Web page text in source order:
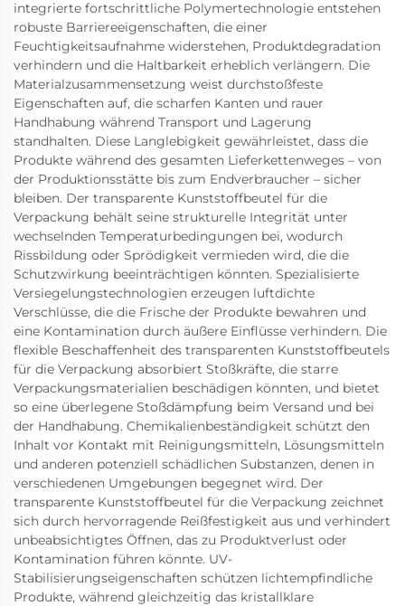
integrierte fortschrittliche Polymertechnologie entstehen
robuste Barriereeigenschaften, die einer
Feuchtigkeitsaufnahme widerstehen, Produktdegradation
verhindern und die Haltbarkeit erheblich verlängern. Die
Materialzusammensetzung weist durchstoßfeste
Eigenschaften auf, die scharfen Kanten und rauer
Handhabung während Transport und Lagerung
standhalten. Diese Langlebigkeit gewährleistet, dass die
Produkte während des gesamten Lieferkettenweges – von
der Produktionsstätte bis zum Endverbraucher – sicher
bleiben. Der transparente Kunststoffbeutel für die
Verpackung behält seine strukturelle Integrität unter
wechselnden Temperaturbedingungen bei, wodurch
Rissbildung oder Sprödigkeit vermieden wird, die die
Schutzwirkung beeinträchtigen könnten. Spezialisierte
Versiegelungstechnologien erzeugen luftdichte
Verschlüsse, die die Frische der Produkte bewahren und
eine Kontamination durch äußere Einflüsse verhindern. Die
flexible Beschaffenheit des transparenten Kunststoffbeutels
für die Verpackung absorbiert Stoßkräfte, die starre
Verpackungsmaterialien beschädigen könnten, und bietet
so eine überlegene Stoßdämpfung beim Versand und bei
der Handhabung. Chemikalienbeständigkeit schützt den
Inhalt vor Kontakt mit Reinigungsmitteln, Lösungsmitteln
und anderen potenziell schädlichen Substanzen, denen in
verschiedenen Umgebungen begegnet wird. Der
transparente Kunststoffbeutel für die Verpackung zeichnet
sich durch hervorragende Reißfestigkeit aus und verhindert
unbeabsichtigtes Öffnen, das zu Produktverlust oder
Kontamination führen könnte. UV-
Stabilisierungseigenschaften schützen lichtempfindliche
Produkte, während gleichzeitig das kristallklare